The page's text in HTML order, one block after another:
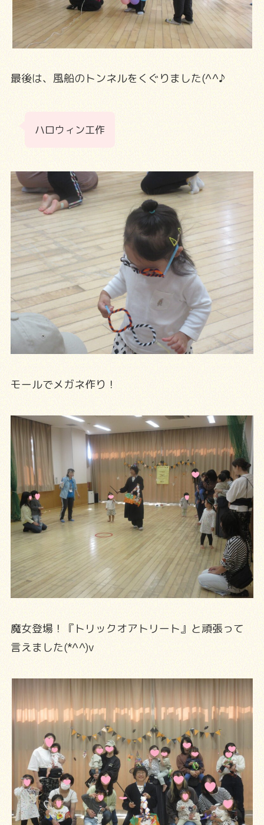
最後は、風船のトンネルをくぐりました(^^♪
ハロウィン工作
モールでメガネ作り！
魔女登場！『トリックオアトリート』と頑張って
言えました(*^^)v